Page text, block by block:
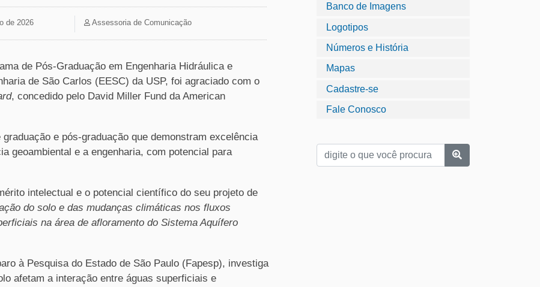
de 2026 Assessoria de Comunicação
de Pós-Graduação em Engenharia Hidráulica e
de São Carlos (EESC) da USP, foi agraciado com o
, concedido pelo David Miller Fund da American
e pós-graduação que demonstram excelência
geoambiental e a engenharia, com potencial para
intelectual e o potencial científico do seu projeto de
do solo e das mudanças climáticas nos fluxos
na área de afloramento do Sistema Aquífero
à Pesquisa do Estado de São Paulo (Fapesp), investiga
afetam a interação entre águas superficiais e
Banco de Imagens
Logotipos
Números e História
Mapas
Cadastre-se
Fale Conosco